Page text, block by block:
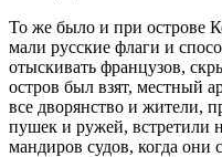
То же бы­ло и при ост­ро­ве
ма­ли рус­ские фла­ги и
отыс­ки­вать фран­цу­зов,
ост­ров был взят, мест­ный
все дво­рян­ство и жи­те­ли,
пу­шек и ру­жей, встре­ти­ли
ман­ди­ров су­дов, ко­гда они